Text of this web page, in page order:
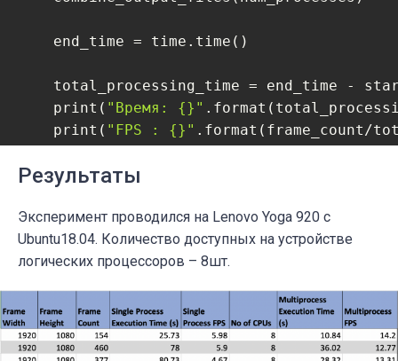
    end_time = time.time()
total_processing_time = end_time -
    print(
"Время: {}"
    print(
"FPS : {}" .format(frame_count/
file_name = "input.mp4"
width, height, frame_count =
print("Количество кадров = {}"
print("Ширина= {}, Высота = {}"
print(
"Количество процессоров: " +
frame_jump_unit =  frame_count//
multi_process()
Результаты
Эксперимент проводился на Lenovo Yoga 920 с
Ubuntu18.04. Количество доступных на устройстве
логических процессоров – 8шт.